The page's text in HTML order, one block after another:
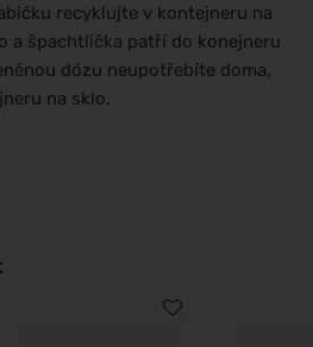
recyklujte v kontejneru na
a špachtlička patří do konejneru
dózu neupotřebíte doma,
na sklo.